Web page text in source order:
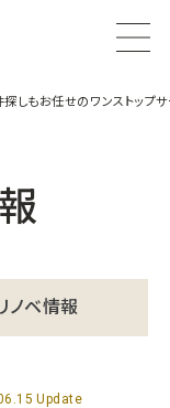
探しもお任せのワンストップ
ノベ情報
Update